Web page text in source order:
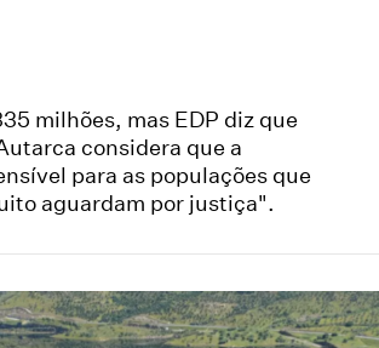
milhões, mas EDP diz que
considera que a
para as populações que
aguardam por justiça".